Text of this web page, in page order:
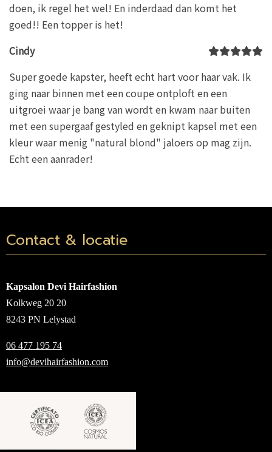
doen, ik regel het wel! En inderdaad dan komt het
goed!! Een topper is het!
Cindy
Super goede kapster, heeft echt hart voor haar vak. Ik
ging naar binnen met een coupe ontploft en een
uitgroei waar je bang van wordt en kwam naar buiten
met een supergaaf gestyled en geknipt kapsel met een
kleur waar menig "natural blond" jaloers op mag zijn.
Echt een aanrader!
Contact & locatie
Kapsalon Devi Hairfashion
Kolkweg 20 20
8243 PN Lelystad
06 477 195 74
info@devihairfashion.com